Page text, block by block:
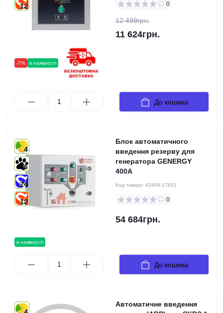
-7% в наявності
12 0
12 499грн.
11 624грн.
До кошика
в наявності
4
6
24
12
Блок автоматичного
введення резерву для
генератора GENERGY
400А
Код товару: 42406-17831
0
54 684грн.
До кошика
Автоматичне введення